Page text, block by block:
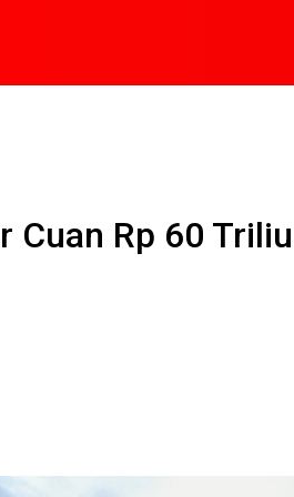
Cuan Rp 60